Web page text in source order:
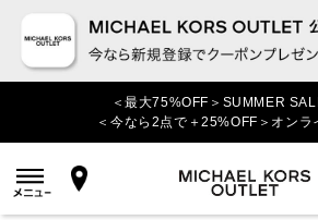
＜最大75%OFF＞SUMMER
＜今なら2点で＋25%OFF＞オンラ